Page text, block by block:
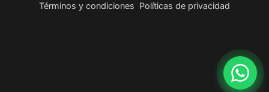
Términos y condiciones Políticas de privacidad